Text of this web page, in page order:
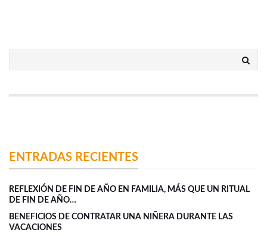
ENTRADAS RECIENTES
REFLEXIÓN DE FIN DE AÑO EN FAMILIA, MÁS QUE UN RITUAL
DE FIN DE AÑO…
BENEFICIOS DE CONTRATAR UNA NIÑERA DURANTE LAS
VACACIONES